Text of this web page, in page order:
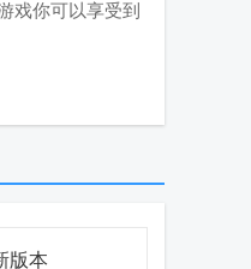
戏你可以享受到
版本